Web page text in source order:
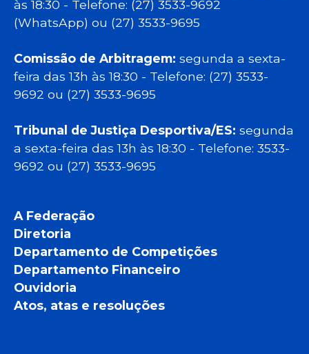
às 18:30 - Telefone: (27) 3533-9692
(WhatsApp) ou (27) 3533-9695
Comissão de Arbitragem: segunda a sexta-
feira das 13h às 18:30 - Telefone: (27) 3533-
9692 ou (27) 3533-9695
Tribunal de Justiça Desportiva/ES: segunda
a sexta-feira das 13h às 18:30 - Telefone: 3533-
9692 ou (27) 3533-9695
A Federação
Diretoria
Departamento de Competições
Departamento Financeiro
Ouvidoria
Atos, atas e resoluções